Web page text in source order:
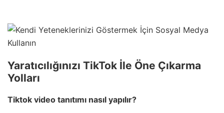
Yaratıcılığınızı TikTok İle Öne Çıkarma
Yolları
Tiktok video tanıtımı nasıl yapılır?